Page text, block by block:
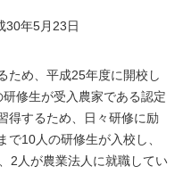
年5月23日
ため、平成25年度に開校し
修生が受入農家である認定
得するため、日々研修に励
で10人の研修生が入校し、
2人が農業法人に就職してい